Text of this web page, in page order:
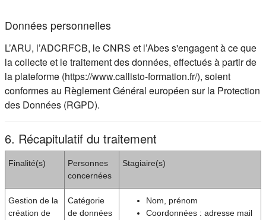
Données personnelles
L’ARU, l’ADCRFCB, le CNRS et l’Abes s'engagent à ce que
la collecte et le traitement des données, effectués à partir de
la plateforme (https://www.callisto-formation.fr/), soient
conformes au Règlement Général européen sur la Protection
des Données (RGPD).
6. Récapitulatif du traitement
Finalité(s)
Personnes
concernées
Stagiaire(s)
Gestion de la
création de
Catégorie
de données
Nom, prénom
Coordonnées : adresse mail